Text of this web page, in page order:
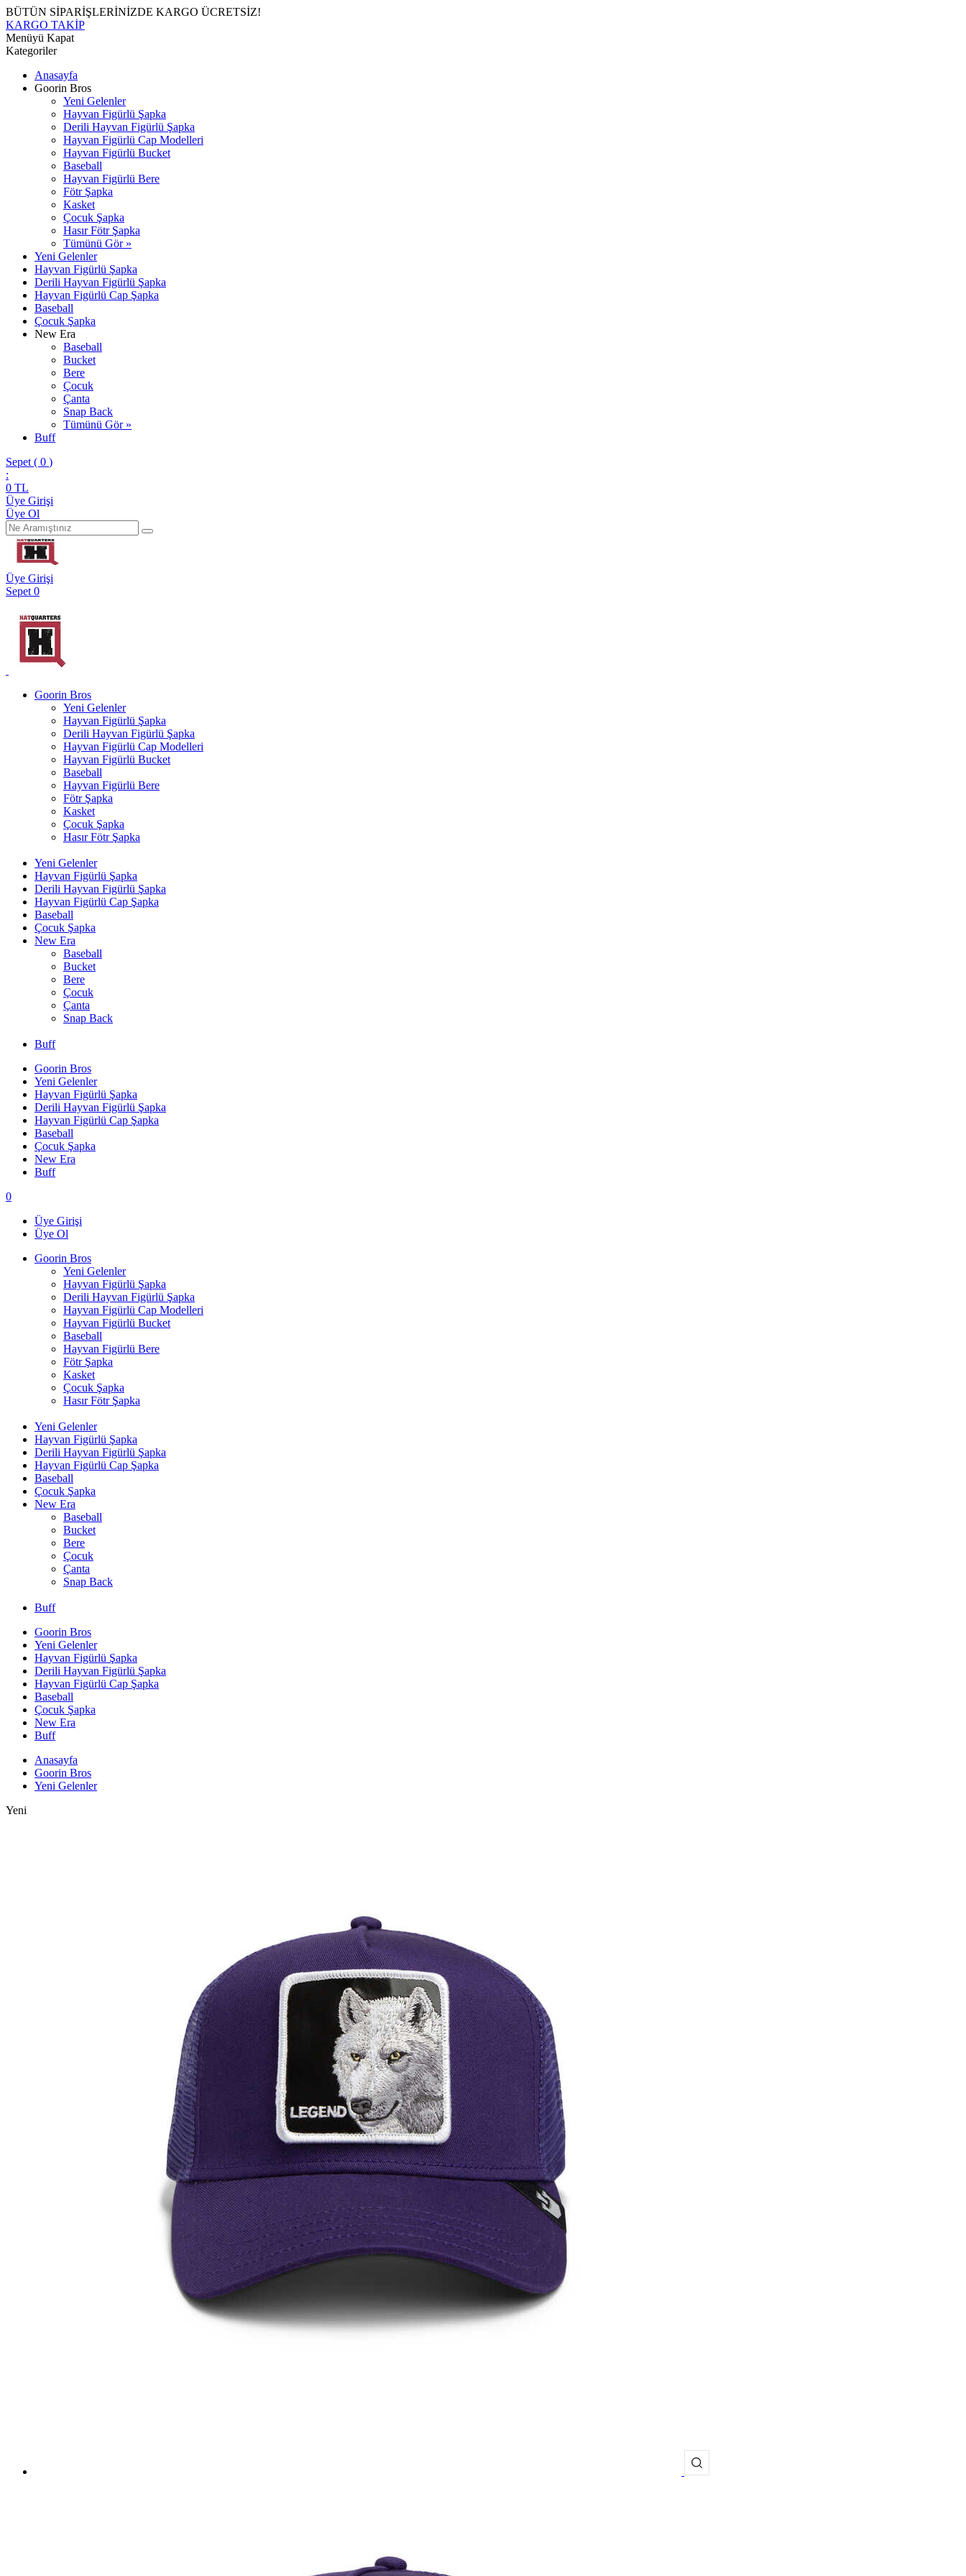
BÜTÜN SİPARİŞLERİNİZDE KARGO ÜCRETSİZ!
KARGO TAKİP
Menüyü Kapat
Kategoriler
Anasayfa
Goorin Bros
Yeni Gelenler
Hayvan Figürlü Şapka
Derili Hayvan Figürlü Şapka
Hayvan Figürlü Cap Modelleri
Hayvan Figürlü Bucket
Baseball
Hayvan Figürlü Bere
Fötr Şapka
Kasket
Çocuk Şapka
Hasır Fötr Şapka
Tümünü Gör »
Yeni Gelenler
Hayvan Figürlü Şapka
Derili Hayvan Figürlü Şapka
Hayvan Figürlü Cap Şapka
Baseball
Çocuk Şapka
New Era
Baseball
Bucket
Bere
Çocuk
Çanta
Snap Back
Tümünü Gör »
Buff
Sepet ( 0 )
:
0 TL
Üye Girişi
Üye Ol
Üye Girişi
Sepet 0
Goorin Bros
Yeni Gelenler
Hayvan Figürlü Şapka
Derili Hayvan Figürlü Şapka
Hayvan Figürlü Cap Modelleri
Hayvan Figürlü Bucket
Baseball
Hayvan Figürlü Bere
Fötr Şapka
Kasket
Çocuk Şapka
Hasır Fötr Şapka
Yeni Gelenler
Hayvan Figürlü Şapka
Derili Hayvan Figürlü Şapka
Hayvan Figürlü Cap Şapka
Baseball
Çocuk Şapka
New Era
Baseball
Bucket
Bere
Çocuk
Çanta
Snap Back
Buff
Goorin Bros
Yeni Gelenler
Hayvan Figürlü Şapka
Derili Hayvan Figürlü Şapka
Hayvan Figürlü Cap Şapka
Baseball
Çocuk Şapka
New Era
Buff
0
Üye Girişi
Üye Ol
Goorin Bros
Yeni Gelenler
Hayvan Figürlü Şapka
Derili Hayvan Figürlü Şapka
Hayvan Figürlü Cap Modelleri
Hayvan Figürlü Bucket
Baseball
Hayvan Figürlü Bere
Fötr Şapka
Kasket
Çocuk Şapka
Hasır Fötr Şapka
Yeni Gelenler
Hayvan Figürlü Şapka
Derili Hayvan Figürlü Şapka
Hayvan Figürlü Cap Şapka
Baseball
Çocuk Şapka
New Era
Baseball
Bucket
Bere
Çocuk
Çanta
Snap Back
Buff
Goorin Bros
Yeni Gelenler
Hayvan Figürlü Şapka
Derili Hayvan Figürlü Şapka
Hayvan Figürlü Cap Şapka
Baseball
Çocuk Şapka
New Era
Buff
Anasayfa
Goorin Bros
Yeni Gelenler
Yeni